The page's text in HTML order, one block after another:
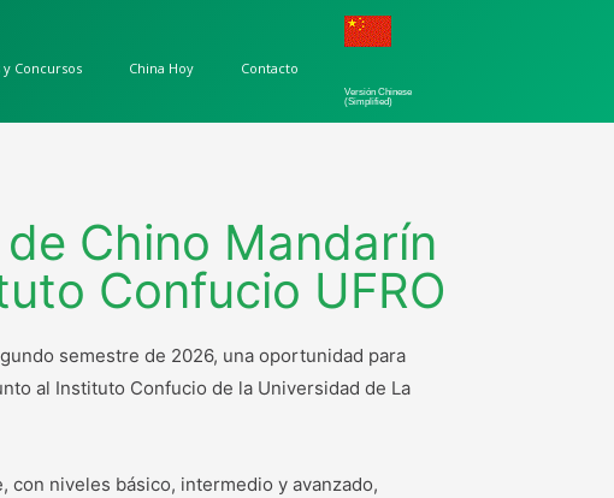
y Concursos China Hoy Contacto
Versión Chinese
(Simplified)
Chino Mandarín
Confucio UFRO
semestre de 2026, una oportunidad para
al Instituto Confucio de la Universidad de La
niveles básico, intermedio y avanzado,